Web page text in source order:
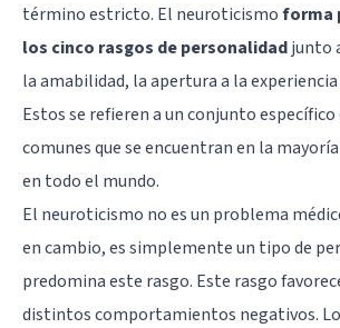
término estricto. El neuroticismoforma
los cinco rasgos de personalidadjunto
la amabilidad, la apertura a la
Estos se refieren a un conjunto
comunes que se encuentran en la
en todo el mundo.
El neuroticismo no es un problema
en cambio, es simplemente un tipo de
predomina este rasgo. Este rasgo
distintos comportamientos negativos.